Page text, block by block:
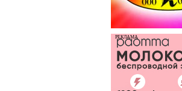
РЕКЛАМА